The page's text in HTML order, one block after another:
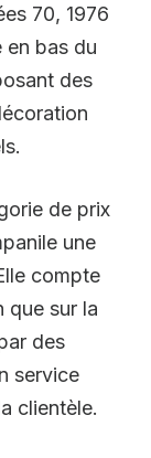
70, 1976
en bas du
des
de prix
une
compte
que sur la
des
service
clientèle.